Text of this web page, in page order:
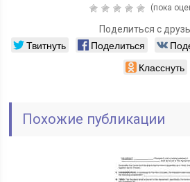
(пока
Поделиться с
Твитнуть Поделиться
Класснуть
Похожие публикации